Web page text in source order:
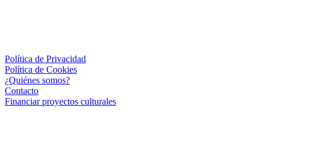
Política de Privacidad
Política de Cookies
¿Quiénes somos?
Contacto
Financiar proyectos culturales